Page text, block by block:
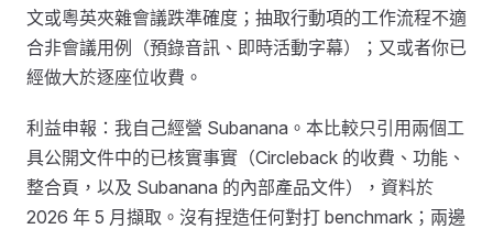
文或粵英夾雜會議跌準確度；抽取行動項的工作流程不適
合非會議用例（預錄音訊、即時活動字幕）；又或者你已
經做大於逐座位收費。
利益申報：我自己經營 Subanana。本比較只引用兩個工
具公開文件中的已核實事實（Circleback 的收費、功能、
整合頁，以及 Subanana 的內部產品文件），資料於
2026 年 5 月擷取。沒有捏造任何對打 benchmark；兩邊